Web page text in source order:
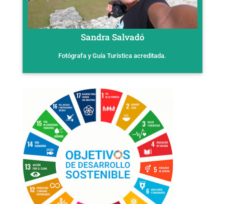
Sandra Salvadó
Fotógrafa y Guía Turística acreditada.